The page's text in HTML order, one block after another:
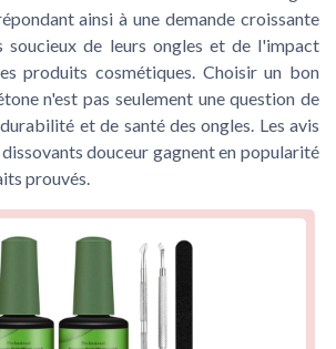
ainsi à une demande croissante
soucieux de leurs ongles et de l'impact
produits cosmétiques. Choisir un bon
n'est pas seulement une question de
et de santé des ongles. Les avis
douceur gagnent en popularité
prouvés.